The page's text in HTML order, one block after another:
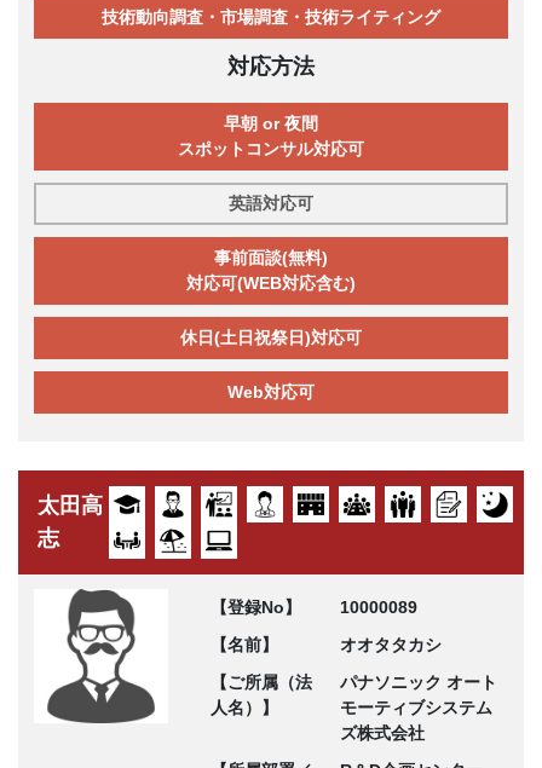
技術動向調査・市場調査・技術ライティング
対応方法
早朝 or 夜間
スポットコンサル対応可
英語対応可
事前面談(無料)
対応可(WEB対応含む)
休日(土日祝祭日)対応可
Web対応可
太田高
志
【登録No】
10000089
【名前】
オオタタカシ
【ご所属（法
人名）】
パナソニック オート
モーティブシステム
ズ株式会社